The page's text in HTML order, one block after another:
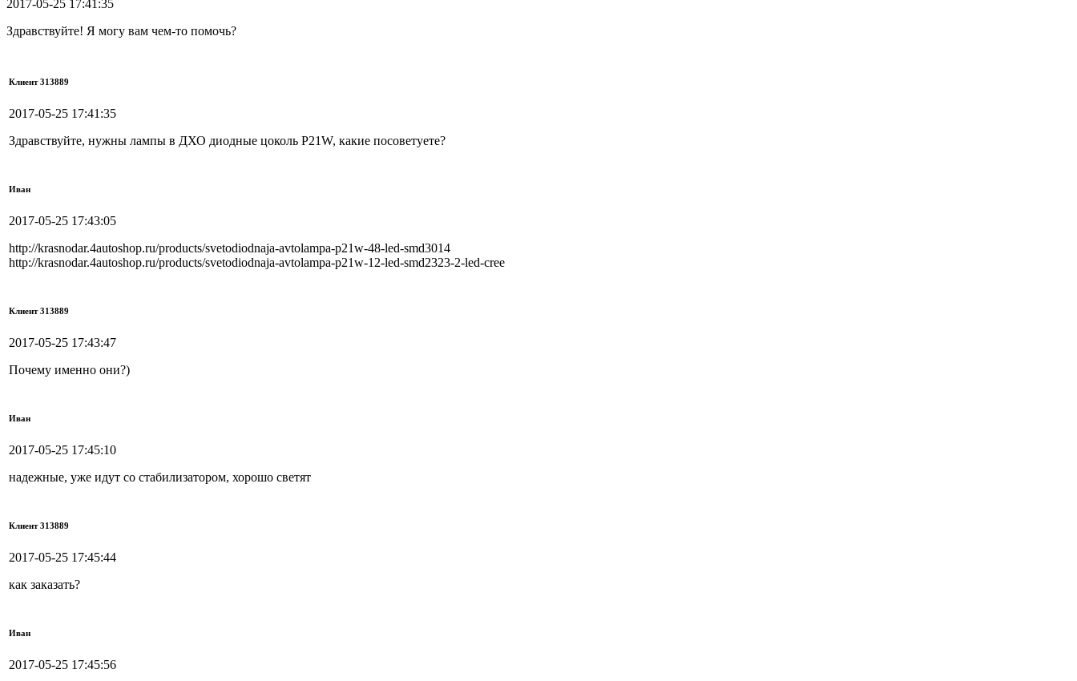
2017-05-25 17:41:35
Здравствуйте! Я могу вам чем-то помочь?
Клиент 313889
2017-05-25 17:41:35
Здравствуйте, нужны лампы в ДХО диодные цоколь P21W, какие посоветуете?
Иван
2017-05-25 17:43:05
http://krasnodar.4autoshop.ru/products/svetodiodnaja-avtolampa-p21w-48-led-smd3014
http://krasnodar.4autoshop.ru/products/svetodiodnaja-avtolampa-p21w-12-led-smd2323-2-led-cree
Клиент 313889
2017-05-25 17:43:47
Почему именно они?)
Иван
2017-05-25 17:45:10
надежные, уже идут со стабилизатором, хорошо светят
Клиент 313889
2017-05-25 17:45:44
как заказать?
Иван
2017-05-25 17:45:56